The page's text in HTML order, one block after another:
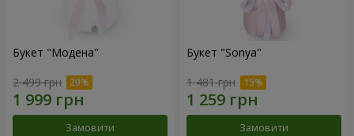
Букет "Модена"
2 499 грн
Замовити
Букет "Sonya"
1 481 грн
Замовити